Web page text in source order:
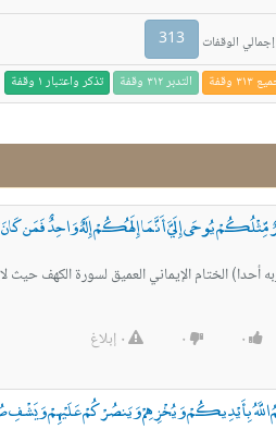
إجمالي الوقفات 313
وقفة التدبر ٣١٢ وقفة تذكر واعتبار ١ وقفة
مِّثْلُكُمْ يُوحَى إِلَيَّ أَنَّمَا إِلَهُكُمْ إِلَهٌ وَاحِدٌ فَمَن كَانَ
أحدا) الختام الإيماني العميق لسورة الكهف حيث
٠ ٠ ٠ إبلاغ
اللَّهُ بِأَيْدِيكُمْ وَيُخْزِهِمْ وَيَنصُرْكُمْ عَلَيْهِمْ وَيَشْفِ